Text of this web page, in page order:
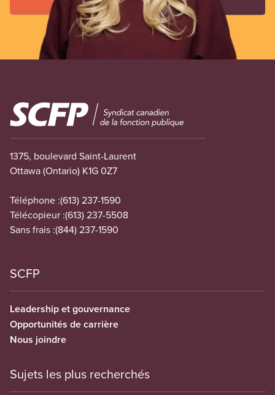
Image
1375, boulevard Saint-Laurent
Ottawa (Ontario) K1G 0Z7
Téléphone :(613) 237-1590
Télécopieur :(613) 237-5508
Sans frais :(844) 237-1590
SCFP
Leadership et gouvernance
Opportunités de carrière
Nous joindre
Sujets les plus recherchés